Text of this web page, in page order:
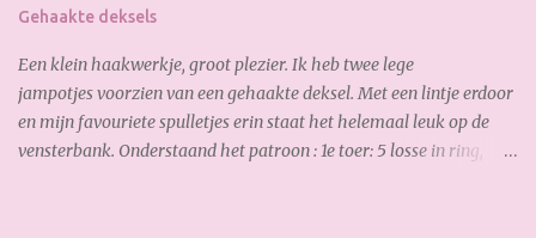
Gehaakte deksels
Een klein haakwerkje, groot plezier. Ik heb twee lege
jampotjes voorzien van een gehaakte deksel. Met een lintje erdoor
en mijn favouriete spulletjes erin staat het helemaal leuk op de
vensterbank. Onderstaand het patroon : 1e toer: 5 losse in ring,